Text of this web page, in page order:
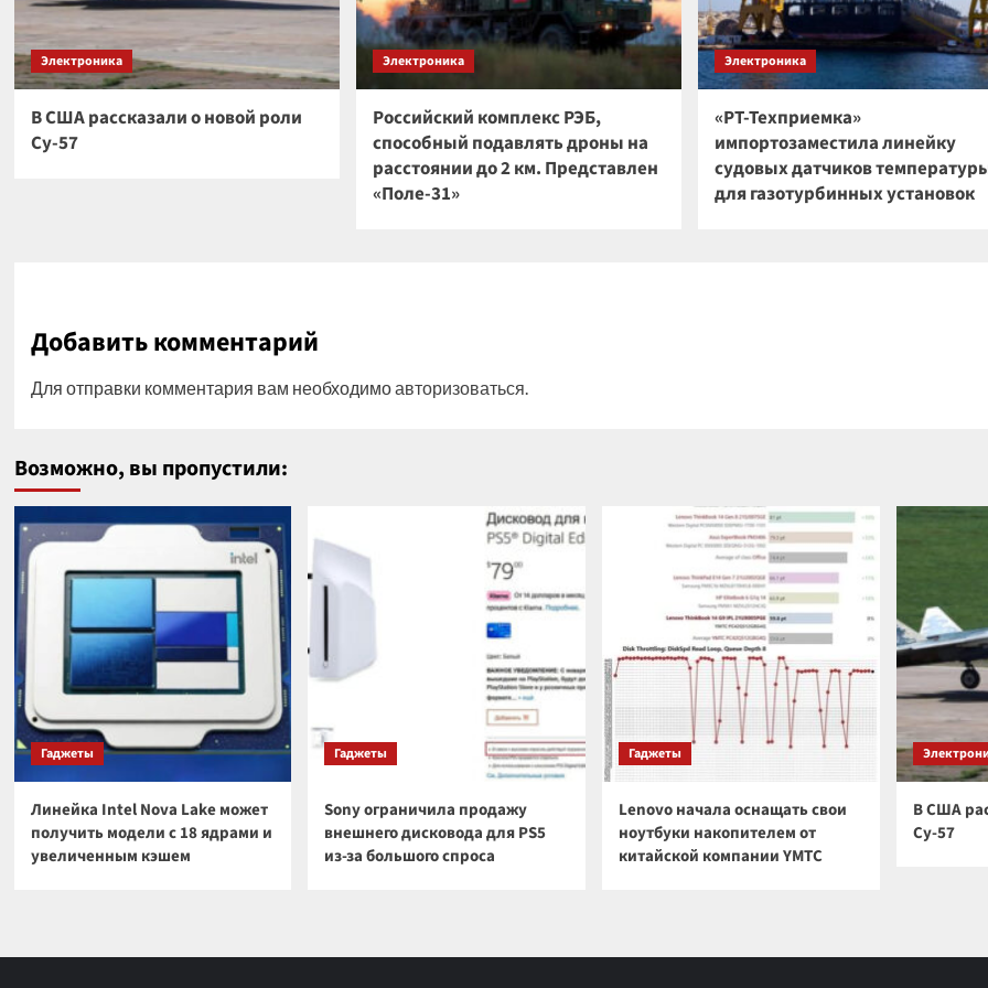
Электроника
В США рассказали о новой роли
Су-57
Электроника
Российский комплекс РЭБ,
способный подавлять дроны на
расстоянии до 2 км. Представлен
«Поле-31»
Электроника
«РТ-Техприемка»
импортозаместила линейку
судовых датчиков
для газотурбинных установок
Добавить комментарий
Для отправки комментария вам необходимоавторизоваться.
Возможно, вы пропустили:
Гаджеты
Линейка Intel Nova Lake может
получить модели с 18 ядрами и
увеличенным кэшем
Гаджеты
Sony ограничила продажу
внешнего дисковода для PS5
из-за большого спроса
Гаджеты
Lenovo начала оснащать свои
ноутбуки накопителем от
китайской компании YMTC
В США
Су-57